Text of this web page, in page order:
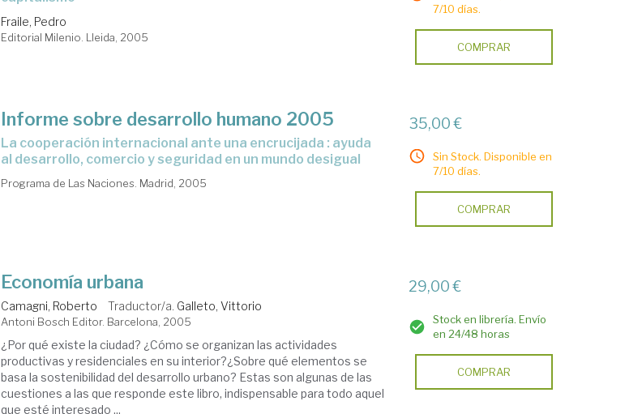
Fraile, Pedro
Editorial Milenio. Lleida, 2005
7/10 días.
COMPRAR
Informe sobre desarrollo humano 2005
la cooperación internacional ante una encrucijada : ayuda
al desarrollo, comercio y seguridad en un mundo desigual
Programa de Las Naciones. Madrid, 2005
35,00 €
Sin Stock. Disponible en
7/10 días.
COMPRAR
Economía urbana
Camagni, Roberto Traductor/a. Galleto, Vittorio
Antoni Bosch Editor. Barcelona, 2005
¿Por qué existe la ciudad? ¿Cómo se organizan las actividades
productivas y residenciales en su interior?¿Sobre qué elementos se
basa la sostenibilidad del desarrollo urbano? Estas son algunas de las
cuestiones a las que responde este libro, indispensable para todo aquel
que esté interesado ...
29,00 €
Stock en librería. Envío
en 24/48 horas
COMPRAR